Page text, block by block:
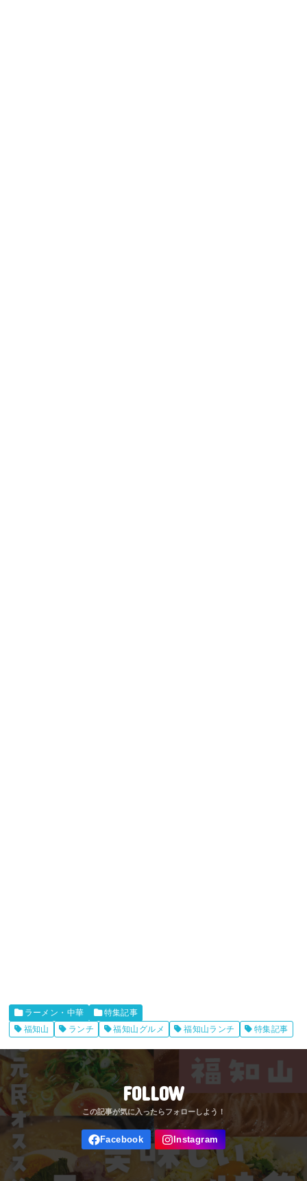
ラーメン・中華
特集記事
福知山
ランチ 福知山グルメ 福知山ランチ 特集記事
FOLLOW